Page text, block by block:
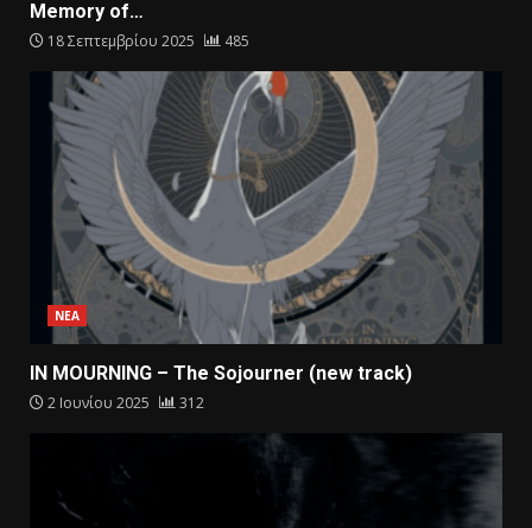
Memory of…
18 Σεπτεμβρίου 2025 485
ΝΕΑ
IN MOURNING – The Sojourner (new track)
2 Ιουνίου 2025 312